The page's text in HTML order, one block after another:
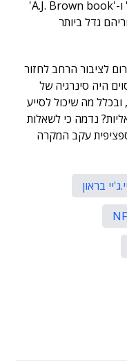
'Inner Excellence by Jim Murphy' ו-'A.J. Brown book'
גדל ביותר
לציבור הרחב לחזור
היה סינרגיה של
ובכלל מה שיכול לסייע
נדמה כי לשאלות
עקב המקרה
בראון